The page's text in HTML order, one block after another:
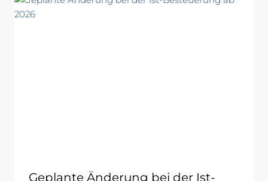
Geplante Änderung bei der Ist-